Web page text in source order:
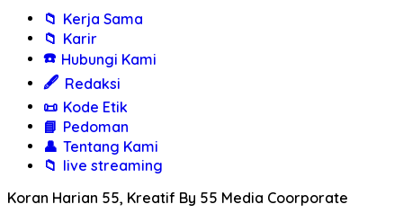
📁 Kerja Sama
📁 Karir
☎️ Hubungi Kami
🖋️ Redaksi
📜 Kode Etik
📘 Pedoman
👤 Tentang Kami
📁 live streaming
Koran Harian 55, Kreatif By 55 Media Coorporate